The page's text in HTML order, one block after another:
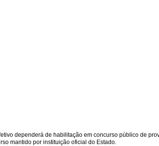
dependerá de habilitação em concurso público de
mantido por instituição oficial do Estado.